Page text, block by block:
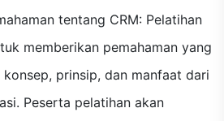
tentang CRM: Pelatihan
memberikan pemahaman yang
prinsip, dan manfaat dari
Peserta pelatihan akan